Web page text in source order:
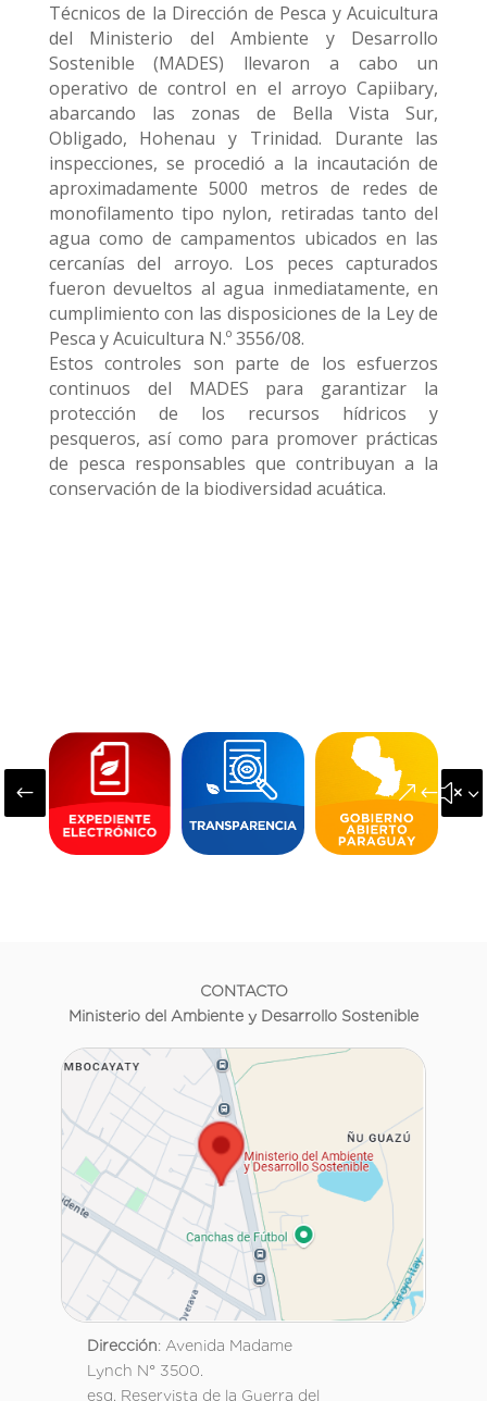
Técnicos de la Dirección de Pesca y Acuicultura
del Ministerio del Ambiente y Desarrollo
Sostenible (MADES) llevaron a cabo un
operativo de control en el arroyo Capiibary,
abarcando las zonas de Bella Vista Sur,
Obligado, Hohenau y Trinidad. Durante las
inspecciones, se procedió a la incautación de
aproximadamente 5000 metros de redes de
monofilamento tipo nylon, retiradas tanto del
agua como de campamentos ubicados en las
cercanías del arroyo. Los peces capturados
fueron devueltos al agua inmediatamente, en
cumplimiento con las disposiciones de la Ley de
Pesca y Acuicultura N.º 3556/08.
Estos controles son parte de los esfuerzos
continuos del MADES para garantizar la
protección de los recursos hídricos y
pesqueros, así como para promover prácticas
de pesca responsables que contribuyan a la
conservación de la biodiversidad acuática.
#
CONTACTO
Ministerio del Ambiente y Desarrollo Sostenible
Dirección: Avenida Madame
Lynch N° 3500.
esq. Reservista de la Guerra del